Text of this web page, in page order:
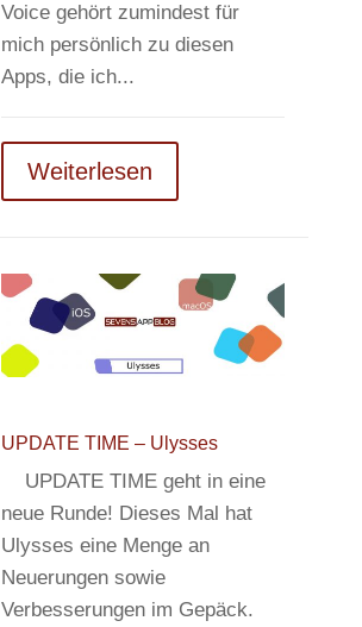
Voice gehört zumindest für
mich persönlich zu diesen
Apps, die ich...
Weiterlesen
UPDATE TIME – Ulysses
UPDATE TIME geht in eine
neue Runde! Dieses Mal hat
Ulysses eine Menge an
Neuerungen sowie
Verbesserungen im Gepäck.